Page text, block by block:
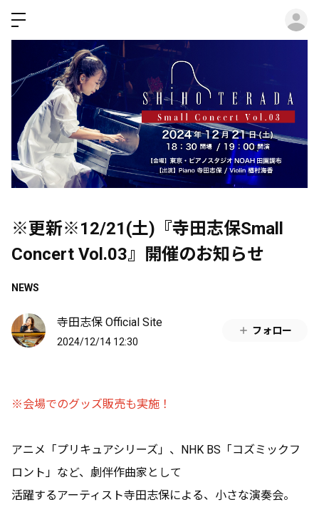
※更新※12/21(土)『寺田志保Small
Concert Vol.03』開催のお知らせ
NEWS
寺田志保 Official Site
2024/12/14 12:30
フォロー
※会場でのグッズ販売も実施！
アニメ「プリキュアシリーズ」、NHK BS「コズミックフ
ロント」など、劇伴作曲家として
活躍するアーティスト寺⽥志保による、⼩さな演奏会。